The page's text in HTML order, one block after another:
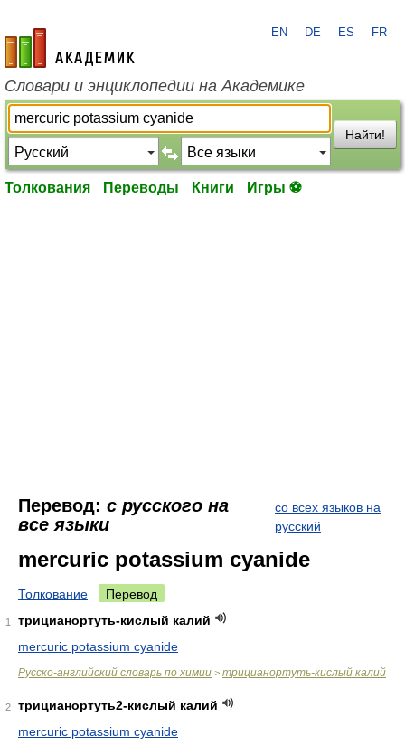
academic.ru
EN DE ES FR
Словари и энциклопедии на Академике
Найти!
Толкования Переводы Книги Игры ⚽
Перевод: с русского на
все языки
со всех языков на
русский
mercuric potassium cyanide
Толкование Перевод
1
трицианортуть-кислый калий
mercuric potassium cyanide
Русско-английский словарь по химии > трицианортуть-кислый калий
2
трицианортуть2-кислый калий
mercuric potassium cyanide